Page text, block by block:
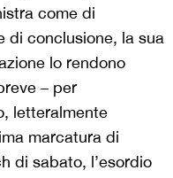
come di
di conclusione, la sua
lo rendono
– per
letteralmente
marcatura di
di sabato, l’esordio